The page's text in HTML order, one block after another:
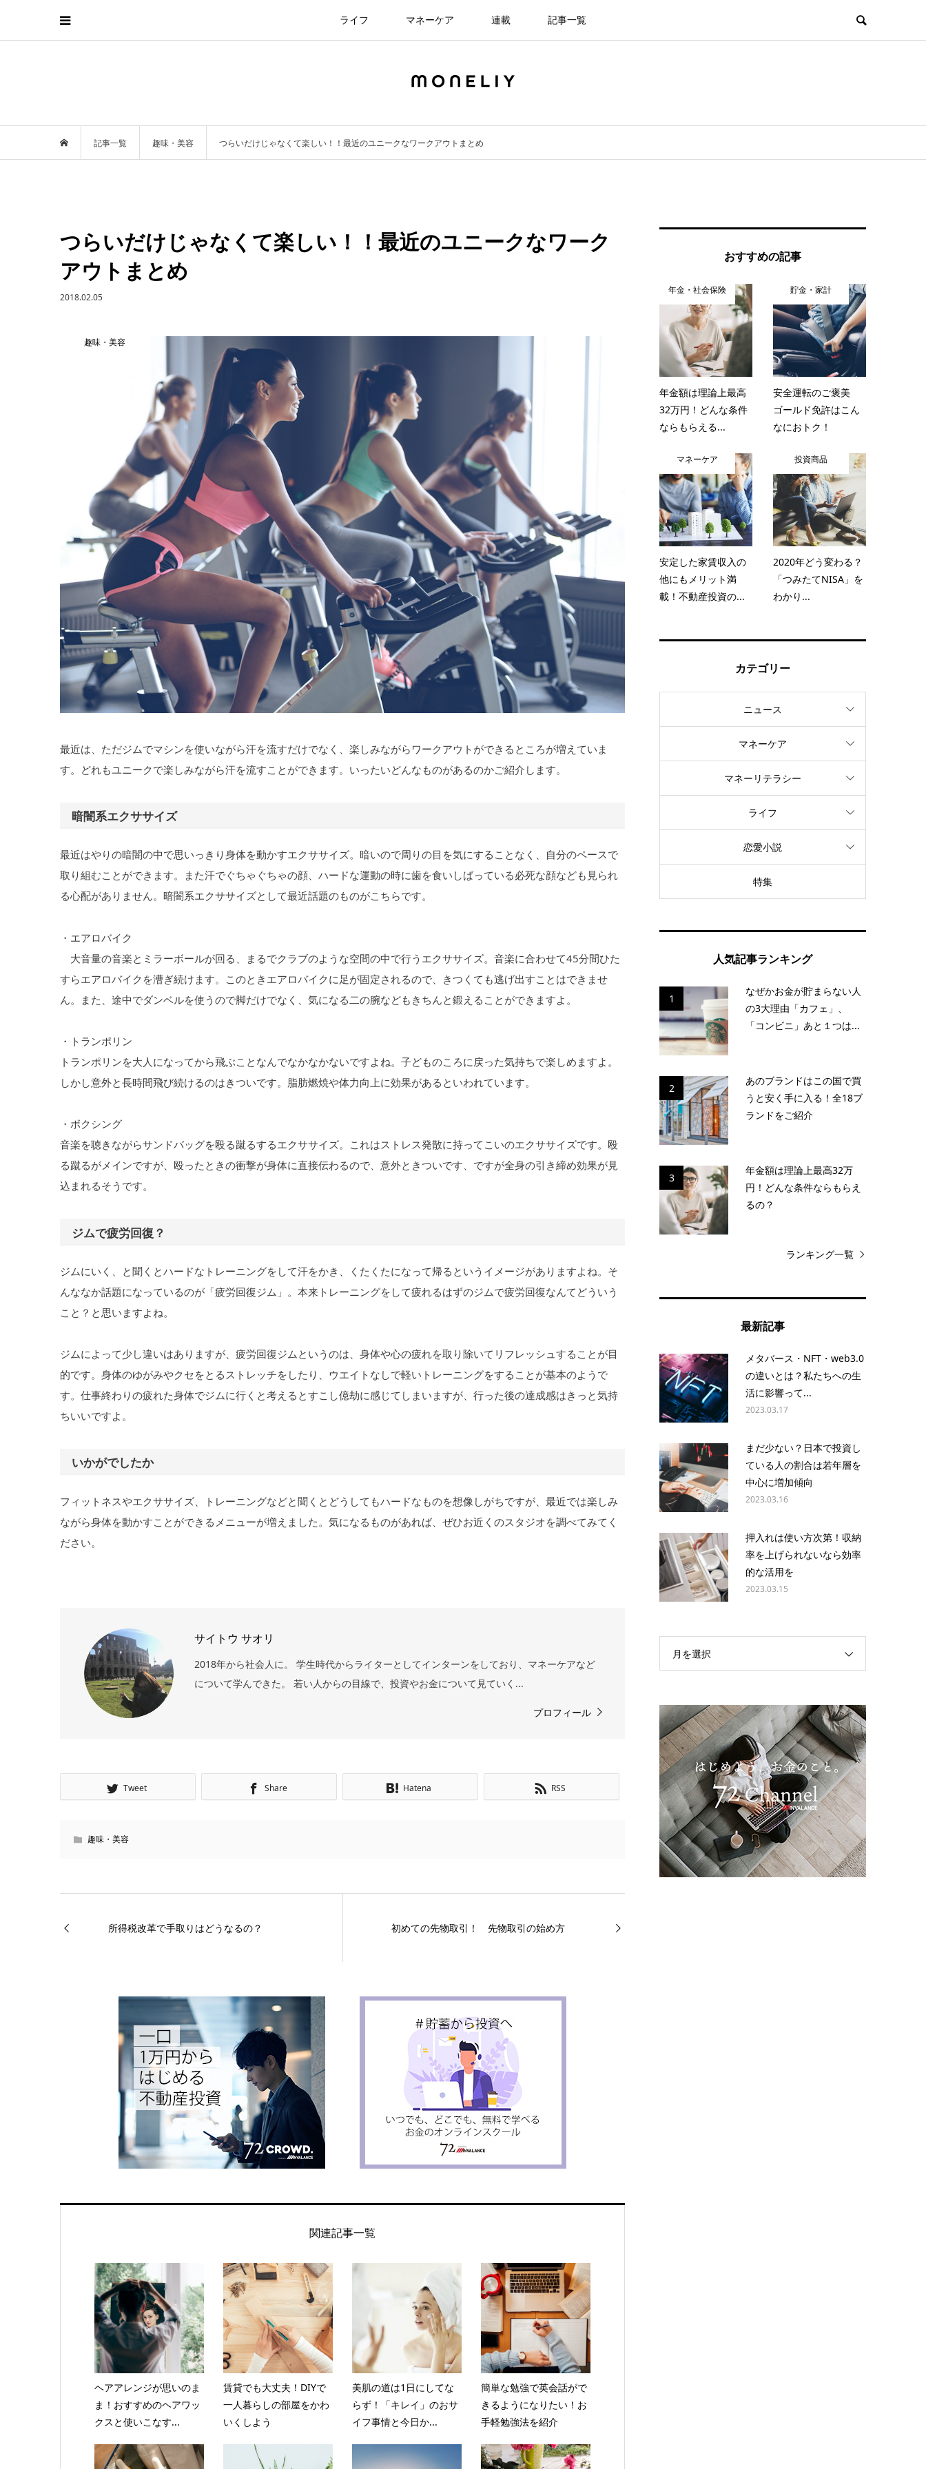
ライフ マネーケア 連載 記事一覧
記事一覧 趣味・美容 つらいだけじゃなくて楽しい！！最近のユニークなワークアウトまとめ
つらいだけじゃなくて楽しい！！最近のユニークなワーク
アウトまとめ
2018.02.05
趣味・美容
最近は、ただジムでマシンを使いながら汗を流すだけでなく、楽しみながらワークアウトができるところが増えていま
す。どれもユニークで楽しみながら汗を流すことができます。いったいどんなものがあるのかご紹介します。
暗闇系エクササイズ
最近はやりの暗闇の中で思いっきり身体を動かすエクササイズ。暗いので周りの目を気にすることなく、自分のペースで
取り組むことができます。また汗でぐちゃぐちゃの顔、ハードな運動の時に歯を食いしばっている必死な顔なども見られ
る心配がありません。暗闇系エクササイズとして最近話題のものがこちらです。
・エアロバイク
大音量の音楽とミラーボールが回る、まるでクラブのような空間の中で行うエクササイズ。音楽に合わせて45分間ひた
すらエアロバイクを漕ぎ続けます。このときエアロバイクに足が固定されるので、きつくても逃げ出すことはできませ
ん。また、途中でダンベルを使うので脚だけでなく、気になる二の腕などもきちんと鍛えることができますよ。
・トランポリン
トランポリンを大人になってから飛ぶことなんでなかなかないですよね。子どものころに戻った気持ちで楽しめますよ。
しかし意外と長時間飛び続けるのはきついです。脂肪燃焼や体力向上に効果があるといわれています。
・ボクシング
音楽を聴きながらサンドバッグを殴る蹴るするエクササイズ。これはストレス発散に持ってこいのエクササイズです。殴
る蹴るがメインですが、殴ったときの衝撃が身体に直接伝わるので、意外ときついです、ですが全身の引き締め効果が見
込まれるそうです。
ジムで疲労回復？
ジムにいく、と聞くとハードなトレーニングをして汗をかき、くたくたになって帰るというイメージがありますよね。そ
んななか話題になっているのが「疲労回復ジム」。本来トレーニングをして疲れるはずのジムで疲労回復なんてどういう
こと？と思いますよね。
ジムによって少し違いはありますが、疲労回復ジムというのは、身体や心の疲れを取り除いてリフレッシュすることが目
的です。身体のゆがみやクセをとるストレッチをしたり、ウエイトなしで軽いトレーニングをすることが基本のようで
す。仕事終わりの疲れた身体でジムに行くと考えるとすこし億劫に感じてしまいますが、行った後の達成感はきっと気持
ちいいですよ。
いかがでしたか
フィットネスやエクササイズ、トレーニングなどと聞くとどうしてもハードなものを想像しがちですが、最近では楽しみ
ながら身体を動かすことができるメニューが増えました。気になるものがあれば、ぜひお近くのスタジオを調べてみてく
ださい。
サイトウ サオリ
2018年から社会人に。 学生時代からライターとしてインターンをしており、マネーケアなど
について学んできた。 若い人からの目線で、投資やお金について見ていく...
プロフィール
Tweet Share Hatena RSS
趣味・美容
所得税改革で手取りはどうなるの？ 初めての先物取引！ 先物取引の始め方
関連記事一覧
ヘアアレンジが思いのま
ま！おすすめのヘアワッ
クスと使いこなす...
賃貸でも大丈夫！DIYで
一人暮らしの部屋をかわ
いくしよう
美肌の道は1日にしてな
らず！「キレイ」のおサ
イフ事情と今日か...
簡単な勉強で英会話がで
きるようになりたい！お
手軽勉強法を紹介
おすすめの記事
年金・社会保険
年金額は理論上最高
32万円！どんな条件
ならもらえる...
貯金・家計
安全運転のご褒美
ゴールド免許はこん
なにおトク！
マネーケア
安定した家賃収入の
他にもメリット満
載！不動産投資の...
投資商品
2020年どう変わる？
「つみたてNISA」を
わかり...
カテゴリー
ニュース
マネーケア
マネーリテラシー
ライフ
恋愛小説
特集
人気記事ランキング
1
なぜかお金が貯まらない人
の3大理由「カフェ」、
「コンビニ」あと１つは...
2
あのブランドはこの国で買
うと安く手に入る！全18ブ
ランドをご紹介
3
年金額は理論上最高32万
円！どんな条件ならもらえ
るの？
ランキング一覧
最新記事
メタバース・NFT・web3.0
の違いとは？私たちへの生
活に影響って...
2023.03.17
まだ少ない？日本で投資し
ている人の割合は若年層を
中心に増加傾向
2023.03.16
押入れは使い方次第！収納
率を上げられないなら効率
的な活用を
2023.03.15
月を選択